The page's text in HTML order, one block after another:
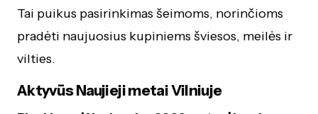
Tai puikus pasirinkimas šeimoms, norinčioms
pradėti naujuosius kupiniems šviesos, meilės ir
vilties.
Aktyvūs Naujieji metai Vilniuje